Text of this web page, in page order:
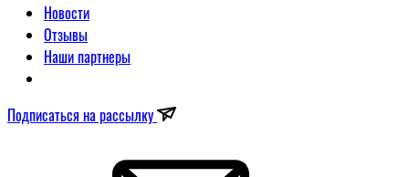
Новости
Отзывы
Наши партнеры
Подписаться на рассылку